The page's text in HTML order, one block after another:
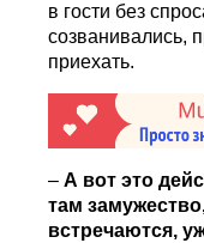
в гости без
созванивались,
приехать.
–А вот это
там
встречаются,